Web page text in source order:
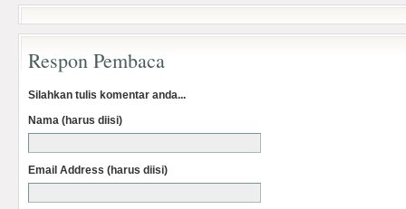
Respon Pembaca
Silahkan tulis komentar anda...
Nama (harus diisi)
Email Address (harus diisi)